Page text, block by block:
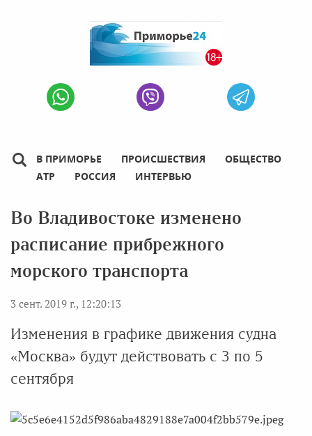
В ПРИМОРЬЕ ПРОИСШЕСТВИЯ
ОБЩЕСТВО
АТР
РОССИЯ ИНТЕРВЬЮ
Во Владивостоке изменено
расписание прибрежного
морского транспорта
3 сент. 2019 г., 12:20:13
Изменения в графике движения судна
«Москва» будут действовать с 3 по 5
сентября